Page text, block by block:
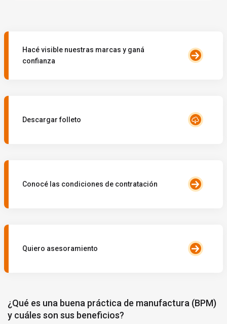
Hacé visible nuestras marcas y ganá
confianza
Descargar folleto
Conocé las condiciones de contratación
Quiero asesoramiento
¿Qué es una buena práctica de manufactura (BPM)
y cuáles son sus beneficios?